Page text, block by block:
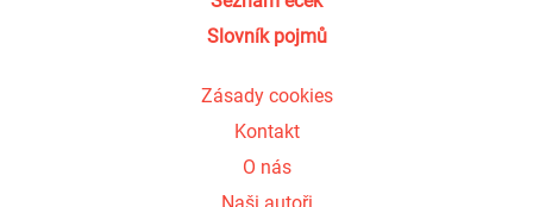
Slovník pojmů
Zásady cookies
Kontakt
O nás